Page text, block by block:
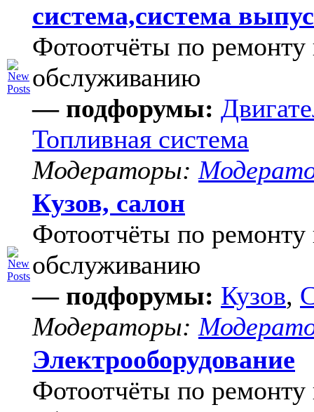
система,система
Фотоотчёты по ремонту
обслуживанию
— подфорумы:
Топливная система
Модераторы:
Кузов, салон
Фотоотчёты по ремонту
обслуживанию
— подфорумы: Кузов,
Модераторы:
Электрооборудование
Фотоотчёты по ремонту